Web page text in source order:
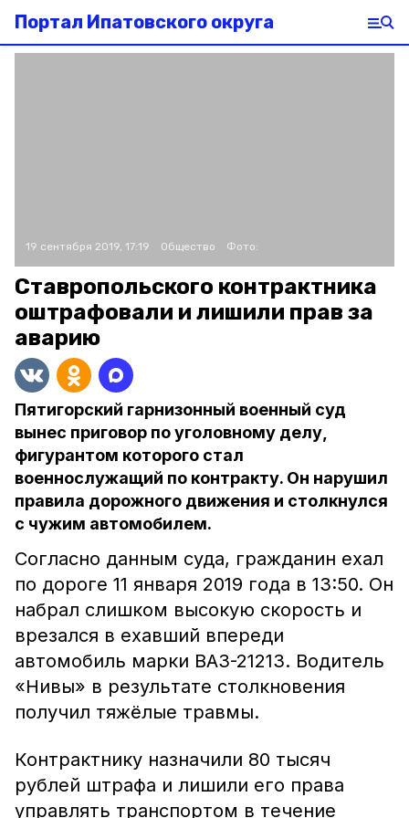
Портал Ипатовского округа
19 сентября 2019, 17:19 Общество Фото:
Ставропольского контрактника
оштрафовали и лишили прав за
аварию
Пятигорский гарнизонный военный суд
вынес приговор по уголовному делу,
фигурантом которого стал
военнослужащий по контракту. Он нарушил
правила дорожного движения и столкнулся
с чужим автомобилем.
Согласно данным суда, гражданин ехал
по дороге 11 января 2019 года в 13:50. Он
набрал слишком высокую скорость и
врезался в ехавший впереди
автомобиль марки ВАЗ-21213. Водитель
«Нивы» в результате столкновения
получил тяжёлые травмы.
Контрактнику назначили 80 тысяч
рублей штрафа и лишили его права
управлять транспортом в течение